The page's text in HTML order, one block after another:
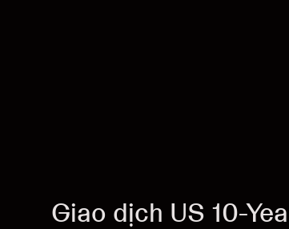
Giao dịch US 10-